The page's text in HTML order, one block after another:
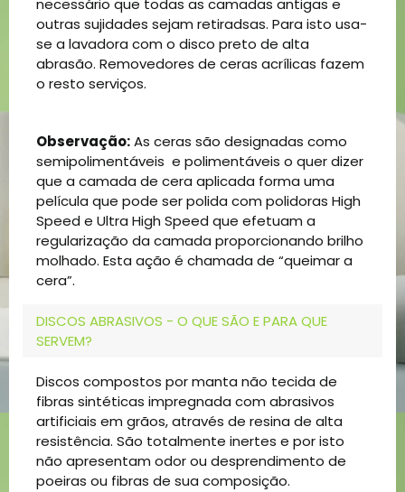
necessário que todas as camadas antigas e
outras sujidades sejam retiradsas. Para isto usa-
se a lavadora com o disco preto de alta
abrasão. Removedores de ceras acrílicas fazem
o resto serviços.
Observação:As ceras são designadas como
semipolimentáveis e polimentáveis o quer dizer
que a camada de cera aplicada forma uma
película que pode ser polida com polidoras High
Speed e Ultra High Speed que efetuam a
regularização da camada proporcionando brilho
molhado. Esta ação é chamada de “queimar a
cera”.
DISCOS ABRASIVOS - O QUE SÃO E PARA QUE
SERVEM?
Discos compostos por manta não tecida de
fibras sintéticas impregnada com abrasivos
artificiais em grãos, através de resina de alta
resistência. São totalmente inertes e por isto
não apresentam odor ou desprendimento de
poeiras ou fibras de sua composição.